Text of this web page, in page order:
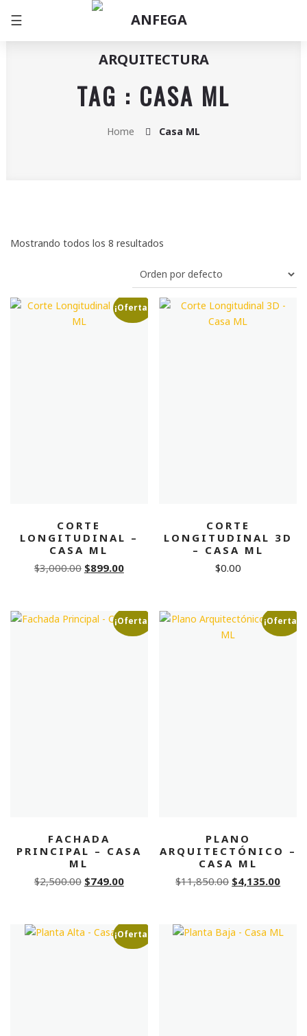
☰
TAG : CASA ML
Home Casa ML
Mostrando todos los 8 resultados
¡Oferta!
CORTE
LONGITUDINAL –
CASA ML
$3,000.00 Original
$3,000.00.
$899.00Current
$899.00.
CORTE
LONGITUDINAL 3D
– CASA ML
$0.00
¡Oferta!
FACHADA
PRINCIPAL – CASA
ML
$2,500.00 Original
$2,500.00.
$749.00Current
$749.00.
¡Oferta!
PLANO
ARQUITECTÓNICO –
CASA ML
$11,850.00 Original
$11,850.00.
$4,135.00
¡Oferta!